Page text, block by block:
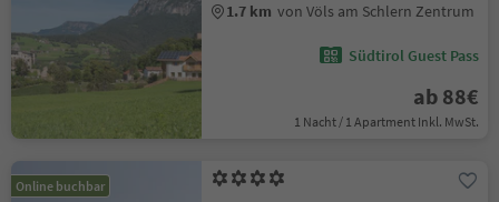
1.7 km von Völs am Schlern Zentrum
Südtirol Guest Pass
ab 88€
1 Nacht / 1 Apartment Inkl. MwSt.
Online buchbar